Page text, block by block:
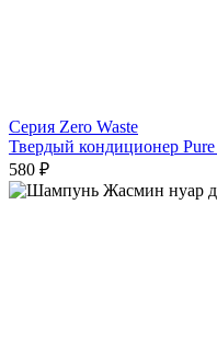
Серия Zero Waste
Твердый кондиционер
580 ₽